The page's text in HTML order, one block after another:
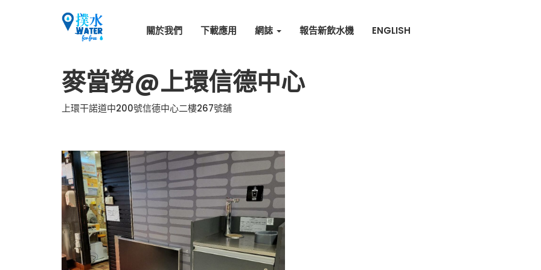
關於我們 下載應用 網誌 報告新飲水機 ENGLISH
麥當勞@上環信德中心
上環干諾道中200號信德中心二樓267號舖